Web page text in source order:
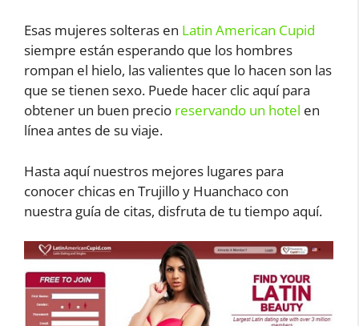
Esas mujeres solteras en Latin American Cupid
siempre están esperando que los hombres
rompan el hielo, las valientes que lo hacen son las
que se tienen sexo. Puede hacer clic aquí para
obtener un buen precio reservando un hotel en
línea antes de su viaje.
Hasta aquí nuestros mejores lugares para
conocer chicas en Trujillo y Huanchaco con
nuestra guía de citas, disfruta de tu tiempo aquí.